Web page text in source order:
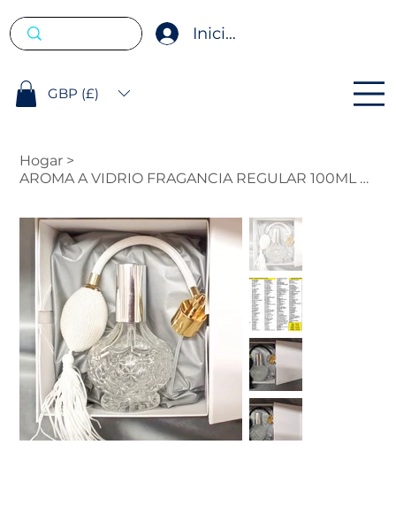
Iniciar sesión
GBP (£)
Hogar >
AROMA A VIDRIO FRAGANCIA REGULAR 100ML CON ROLL ON DE 10ML GRATIS.